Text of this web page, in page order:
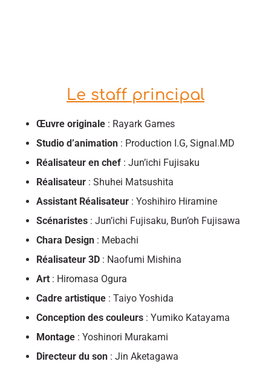
Le staff principal
Œuvre originale : Rayark Games
Studio d’animation : Production I.G, Signal.MD
Réalisateur en chef : Jun’ichi Fujisaku
Réalisateur : Shuhei Matsushita
Assistant Réalisateur : Yoshihiro Hiramine
Scénaristes : Jun’ichi Fujisaku, Bun’oh Fujisawa
Chara Design : Mebachi
Réalisateur 3D : Naofumi Mishina
Art : Hiromasa Ogura
Cadre artistique : Taiyo Yoshida
Conception des couleurs : Yumiko Katayama
Montage : Yoshinori Murakami
Directeur du son : Jin Aketagawa